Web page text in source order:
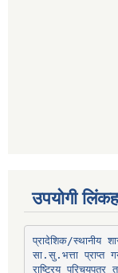
उपयोगी
प्रादेशिक/स्थानीय